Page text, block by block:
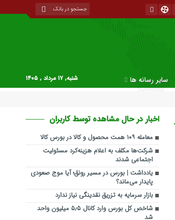
سایر رسانه ها شنبه, ۱۷ مرداد , ۱۴۰۵
اخبار در حال مشاهده توسط کاربران
معامله ۱۰۹ همت محصول و کالا در بورس کالا
شرکت‌ها مکلف به اعلام هزینه‌کرد مسئولیت
اجتماعی شدند
یادداشت | بورس در مسیر رونق؛ آیا موج صعودی
پایدار می‌ماند؟
بازار سرمایه به تزریق نقدینگی نیاز ندارد
شاخص کل بورس وارد کانال ۵٫۵ میلیون واحد
شد